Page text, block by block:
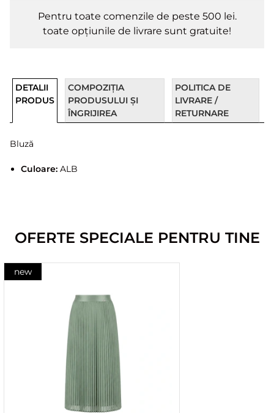
Pentru toate comenzile de peste 500 lei.
toate opțiunile de livrare sunt gratuite!
DETALII
PRODUS
COMPOZIȚIA
PRODUSULUI ȘI
ÎNGRIJIREA
POLITICA DE
LIVRARE /
RETURNARE
Bluză
Culoare:ALB
OFERTE SPECIALE PENTRU TINE
new